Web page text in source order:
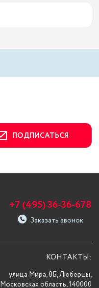
ПОДПИСАТЬСЯ
+7 (495) 36-36-678
Заказать звонок
КОНТАКТЫ:
улица Мира, 8Б, Люберцы,
Московская область, 140000